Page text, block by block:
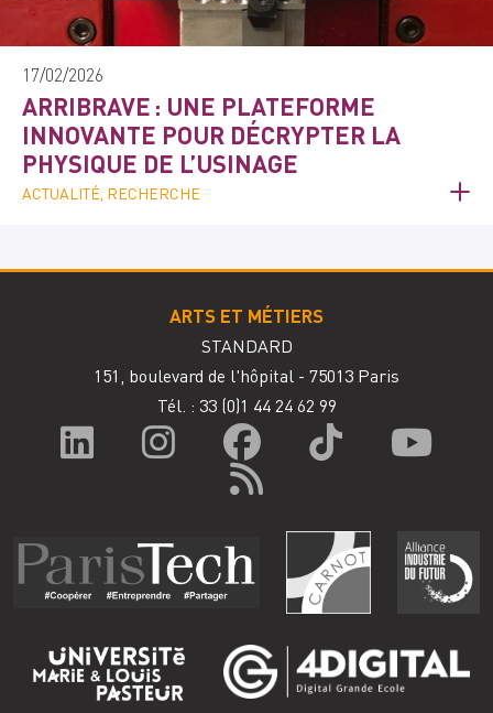
17/02/2026
ARRIBRAVE : UNE PLATEFORME
INNOVANTE POUR DÉCRYPTER LA
PHYSIQUE DE L’USINAGE
ACTUALITÉ, RECHERCHE
ARTS ET MÉTIERS
STANDARD
151, boulevard de l'hôpital - 75013 Paris
Tél. : 33 (0)1 44 24 62 99